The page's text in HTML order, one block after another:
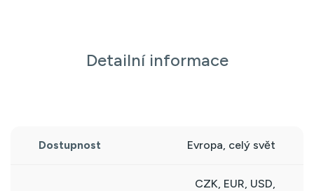
Detailní informace
Dostupnost Evropa, celý svět
CZK, EUR, USD,